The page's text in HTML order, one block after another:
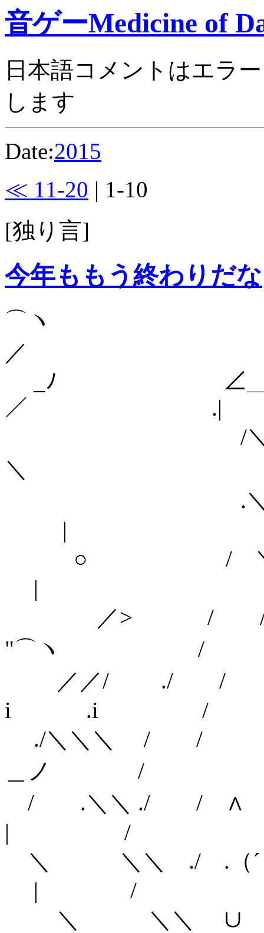
音ゲーMedicine of
日本語コメントはエラ
します
Date:2015
≪ 11-20 | 1-10
[独り言]
今年ももう終わりだな
⌒ヽ
／
_ﾉ ∠＿__＿＿
／ .|
/
＼
.＼
|
○ /
|
／> / /
"⌒ヽ /
／／/ ./
i .i /
./＼＼＼ /
＿ノ /
/ .＼＼ ./
| /
＼ ＼＼ ./ .（´
| /
＼ ＼＼ ∪